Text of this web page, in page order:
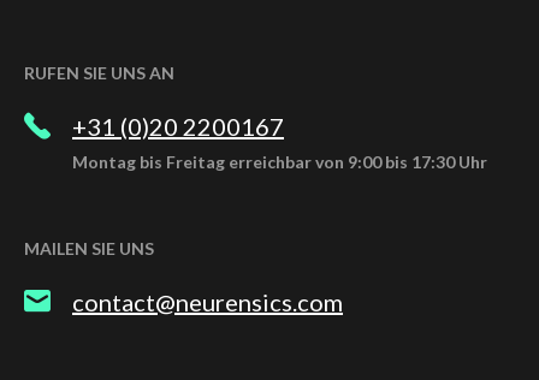
RUFEN SIE UNS AN
+31 (0)20 2200167
Montag bis Freitag erreichbar von 9:00 bis 17:30 Uhr
MAILEN SIE UNS
contact@neurensics.com